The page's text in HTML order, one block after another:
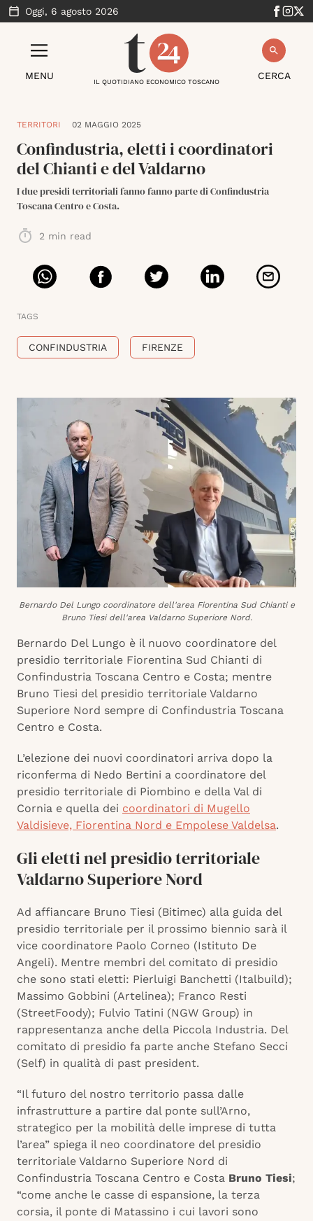
Oggi, 6 agosto 2026
MENU CERCA
IL QUOTIDIANO ECONOMICO TOSCANO
TERRITORI 02 MAGGIO 2025
Confindustria, eletti i coordinatori
del Chianti e del Valdarno
I due presidi territoriali fanno fanno parte di Confindustria
Toscana Centro e Costa.
2 min read
TAGS
CONFINDUSTRIA FIRENZE
Bernardo Del Lungo coordinatore dell'area Fiorentina Sud Chianti e
Bruno Tiesi dell'area Valdarno Superiore Nord.
Bernardo Del Lungo è il nuovo coordinatore del
presidio territoriale Fiorentina Sud Chianti di
Confindustria Toscana Centro e Costa; mentre
Bruno Tiesi del presidio territoriale Valdarno
Superiore Nord sempre di Confindustria Toscana
Centro e Costa.
L’elezione dei nuovi coordinatori arriva dopo la
riconferma di Nedo Bertini a coordinatore del
presidio territoriale di Piombino e della Val di
Cornia e quella dei coordinatori di Mugello
Valdisieve, Fiorentina Nord e Empolese Valdelsa.
Gli eletti nel presidio territoriale
Valdarno Superiore Nord
Ad affiancare Bruno Tiesi (Bitimec) alla guida del
presidio territoriale per il prossimo biennio sarà il
vice coordinatore Paolo Corneo (Istituto De
Angeli). Mentre membri del comitato di presidio
che sono stati eletti: Pierluigi Banchetti (Italbuild);
Massimo Gobbini (Artelinea); Franco Resti
(StreetFoody); Fulvio Tatini (NGW Group) in
rappresentanza anche della Piccola Industria. Del
comitato di presidio fa parte anche Stefano Secci
(Self) in qualità di past president.
“Il futuro del nostro territorio passa dalle
infrastrutture a partire dal ponte sull’Arno,
strategico per la mobilità delle imprese di tutta
l’area” spiega il neo coordinatore del presidio
territoriale Valdarno Superiore Nord di
Confindustria Toscana Centro e Costa Bruno Tiesi;
“come anche le casse di espansione, la terza
corsia, il ponte di Matassino i cui lavori sono